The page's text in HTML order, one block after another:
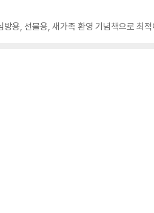
방용, 선물용, 새가족 환영 기념책으로 최